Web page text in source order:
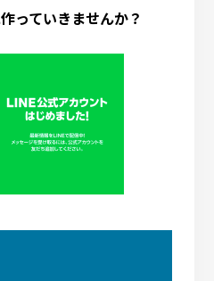
っていきませんか？